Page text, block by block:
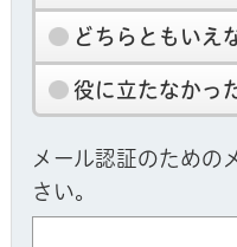
どちらともいえ
役に立たなかっ
メール認証のための
さい。